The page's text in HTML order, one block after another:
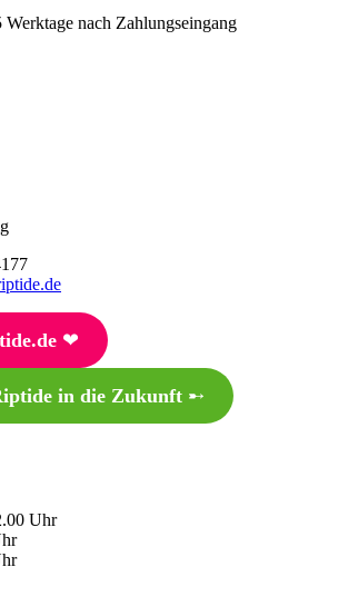
Werktage nach Zahlungseingang
❤︎
in die Zukunft➸
Uhr